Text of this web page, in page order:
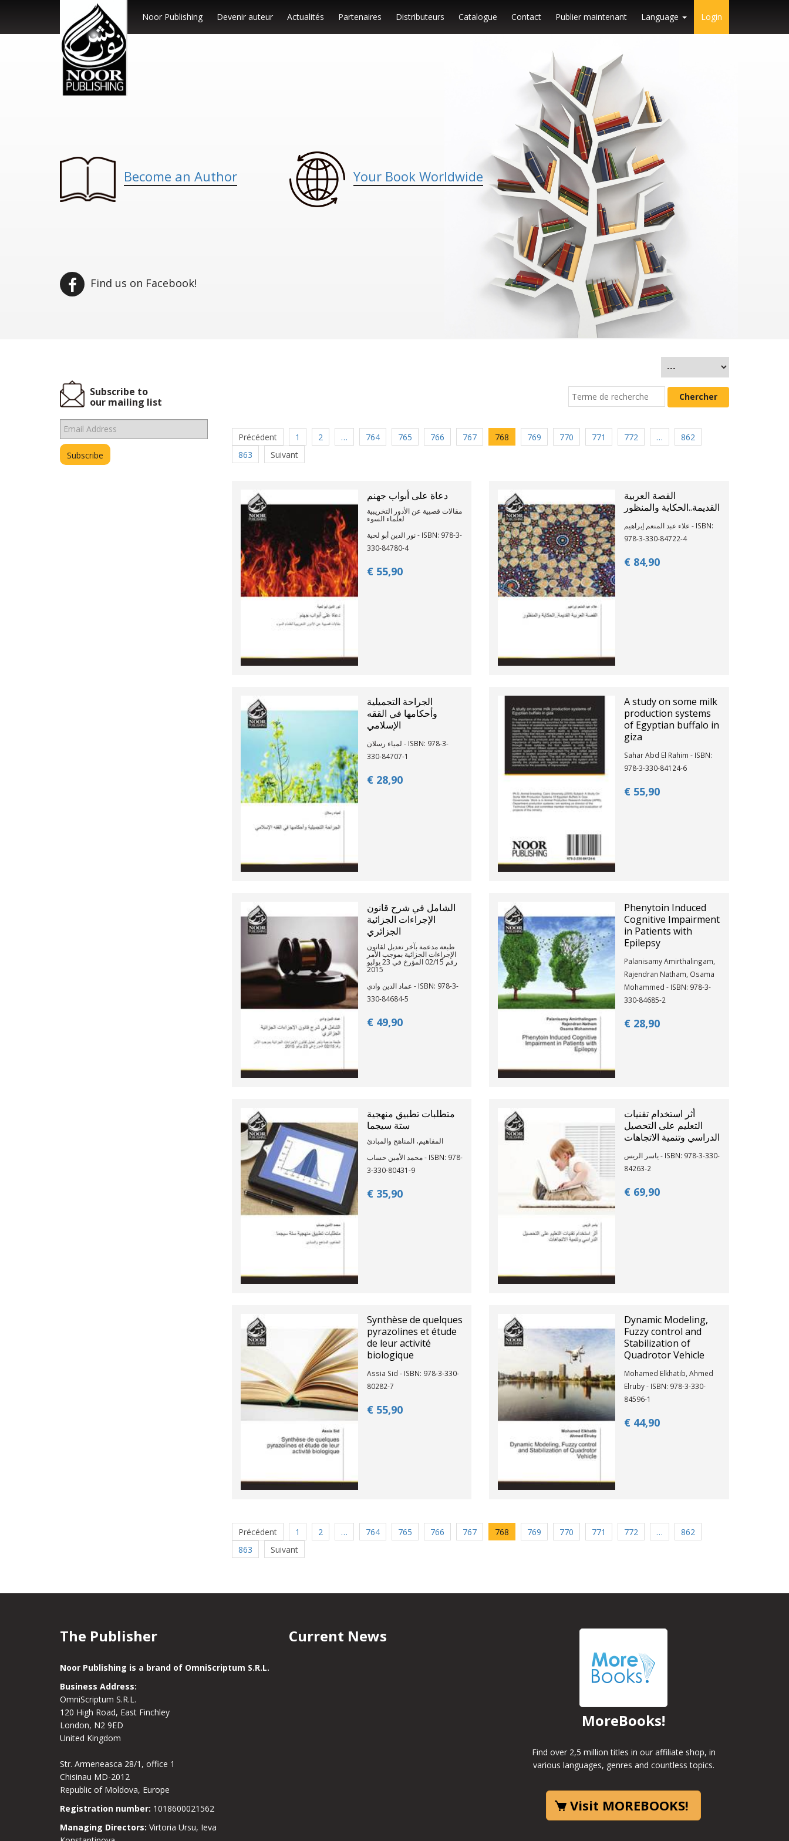
Noor Publishing Devenir auteur Actualités Partenaires Distributeurs Catalogue Contact Publier maintenant Language Login
Become an Author Your Book Worldwide
Find us on Facebook!
Subscribe to
our mailing list
Précédent 1 2 … 764 765 766 767 768 769 770 771 772 …
862
863
Suivant
دعاة على أبواب جهنم
مقالات قصيية عن الأدور التخريبية
لعلماء السوء
نور الدين أبو لحية - ISBN: 978-3-
330-84780-4
€ 55,90
القصة العربية
القديمة..الحكاية والمنظور
علاء عبد المنعم إبراهيم - ISBN:
978-3-330-84722-4
€ 84,90
الجراحة التجميلية
وأحكامها في الققه
الإسلامي
لمياء رسلان - ISBN: 978-3-
330-84707-1
€ 28,90
A study on some milk
production systems
of Egyptian buffalo in
giza
Sahar Abd El Rahim - ISBN:
978-3-330-84124-6
€ 55,90
الشامل في شرح قانون
الإجراءات الجزائية
الجزائري
طبعة مدعمة بآخر تعديل لقانون
الإجراءات الجزائية بموجب الأمر
رقم 02/15 المؤرخ في 23 يوليو
2015
عماد الدين وادي - ISBN: 978-3-
330-84684-5
€ 49,90
Phenytoin Induced
Cognitive Impairment
in Patients with
Epilepsy
Palanisamy Amirthalingam,
Rajendran Natham, Osama
Mohammed - ISBN: 978-3-
330-84685-2
€ 28,90
متطلبات تطبيق منهجية
ستة سيجما
المفاهيم، المناهج والمبادئ
محمد الأمين حساب - ISBN: 978-
3-330-80431-9
€ 35,90
أثر استخدام تقنيات
التعليم على التحصيل
الدراسي وتنمية الاتجاهات
ياسر الريس - ISBN: 978-3-330-
84263-2
€ 69,90
Synthèse de quelques
pyrazolines et étude
de leur activité
biologique
Assia Sid - ISBN: 978-3-330-
80282-7
€ 55,90
Dynamic Modeling,
Fuzzy control and
Stabilization of
Quadrotor Vehicle
Mohamed Elkhatib, Ahmed
Elruby - ISBN: 978-3-330-
84596-1
€ 44,90
Précédent 1 2 … 764 765 766 767 768 769 770 771 772 …
862
863
Suivant
The Publisher
Noor Publishing is a brand of OmniScriptum S.R.L.
Business Address:
OmniScriptum S.R.L.
120 High Road, East Finchley
London, N2 9ED
United Kingdom
Str. Armeneasca 28/1, office 1
Chisinau MD-2012
Republic of Moldova, Europe
Registration number: 1018600021562
Managing Directors: Virtoria Ursu, Ieva
Current News
MoreBooks!
Find over 2,5 million titles in our affiliate shop, in
various languages, genres and countless topics.
Visit MOREBOOKS!